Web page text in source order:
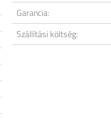
Garancia:
Szállítási költség: